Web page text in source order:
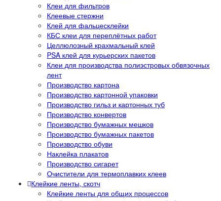
Клеи для фильтров
Клеевые стержни
Клей для фальцесклейки
КБС клеи для переплётных работ
Целлюлозный крахмальный клей
PSA клей для курьерских пакетов
Клеи для производства полиэстровых обвязочных
лент
Производство картона
Производство картонной упаковки
Производство гильз и картонных туб
Производство конвертов
Производство бумажных мешков
Производство бумажных пакетов
Производство обуви
Наклейка плакатов
Производство сигарет
Очистители для термоплавких клеев
Клейкие ленты, скотч
Клейкие ленты для общих процессов